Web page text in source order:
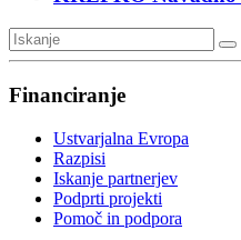
Financiranje
Ustvarjalna Evropa
Razpisi
Iskanje partnerjev
Podprti projekti
Pomoč in podpora